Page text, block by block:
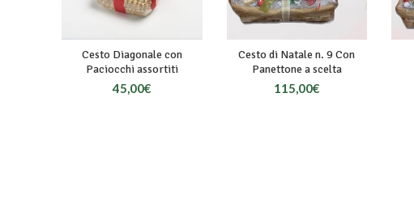
Cesto Diagonale con
Paciocchi assortiti
45,00€
Cesto di Natale n. 9 Con
Panettone a scelta
115,00€